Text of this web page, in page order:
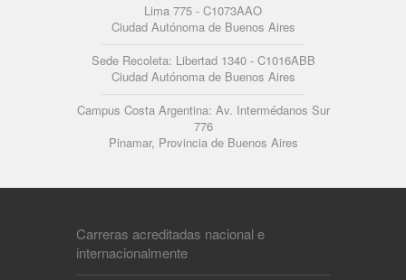
Lima 775 - C1073AAO
Ciudad Autónoma de Buenos Aires
Sede Recoleta: Libertad 1340 - C1016ABB
Ciudad Autónoma de Buenos Aires
Campus Costa Argentina: Av. Intermédanos Sur
776
Pinamar, Provincia de Buenos Aires
Carreras acreditadas nacional e
internacionalmente